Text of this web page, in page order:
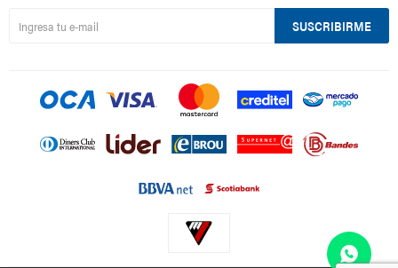
SUSCRIBIRME